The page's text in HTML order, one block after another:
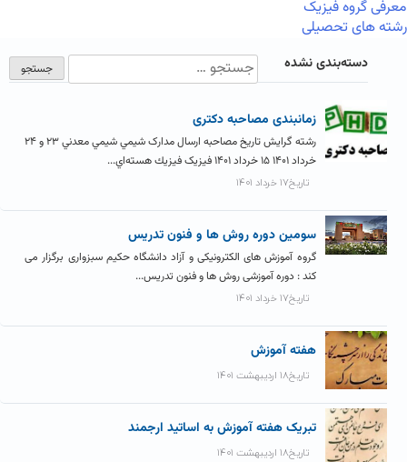
معرفی گروه فیزیک
رشته های تحصیلی
دسته‌بندی نشده
زمانبندی مصاحبه دکتری
رشته گرایش تاریخ مصاحبه ارسال مدارک شيمي شيمي معدني ۲۳ و ۲۴
خرداد ۱۴۰۱ ۱۵ خرداد ۱۴۰۱ فیزیک فيزيك هسته‌اي...
تاریخ۱۷ خرداد ۱۴۰۱
سومین دوره روش ها و فنون تدریس
گروه آموزش های الکترونیکی و آزاد دانشگاه حکیم سبزواری برگزار می
کند : دوره آموزشی روش ها و فنون تدریس...
تاریخ۱۷ خرداد ۱۴۰۱
هفته آموزش
تاریخ۱۸ اردیبهشت ۱۴۰۱
تبریک هفته آموزش به اساتید ارجمند
تاریخ۱۸ اردیبهشت ۱۴۰۱